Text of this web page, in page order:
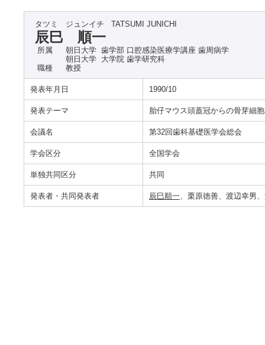
タツミ ジュンイチ TATSUMI JUNICHI
辰巳 順一
所属
朝日大学 歯学部 口腔感染医療学講座 歯周病学
朝日大学 大学院 歯学研究科
職種
教授
発表年月日 1990/10
発表テーマ 胎仔マウス頭蓋冠からの骨芽細
会議名 第32回歯科基礎医学会総会
学会区分 全国学会
単独共同区分 共同
発表者・共同発表者 辰巳順一、栗原徳善、渡辺幸男